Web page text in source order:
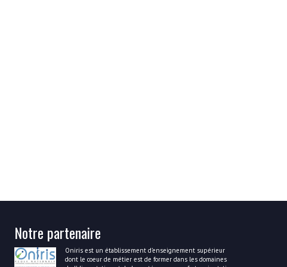
Notre partenaire
Oniris est un établissement d’enseignement supérieur
dont le coeur de métier est de former dans les domaines